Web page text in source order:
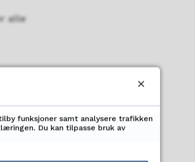
alle
funksjoner samt analysere trafikken
Du kan tilpasse bruk av